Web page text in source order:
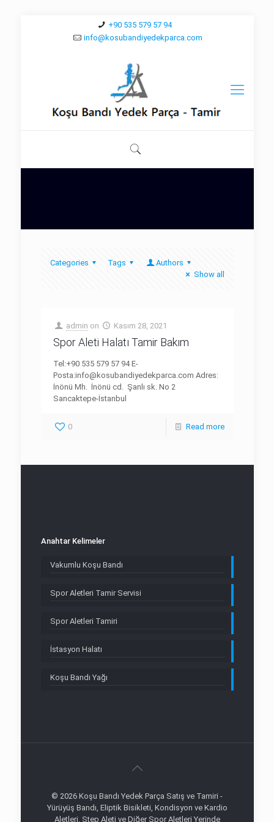
+90 535 579 57 94
info@kosubandiyedekparca.com
Categories Tags
Authors
Show all
admin on Kasım 28, 2021
Spor Aleti Halatı Tamir Bakım
Tel:+90 535 579 57 94 E-
Posta:info@kosubandiyedekparca.com Adres:
İnönü Mh. İnönü cd. Şanlı sk. No 2
Sancaktepe-İstanbul
0 Read more
Anahtar Kelimeler
Vakumlu Koşu Bandı
Spor Aletleri Tamir Servisi
Spor Aletleri Tamiri
İstasyon Halatı
Koşu Bandı Yağı
© 2026 Koşu Bandı Yedek Parça Satış ve Tamiri -
Yürüyüş Bandı, Eliptik Bisikleti, Kondisyon ve Kardio
Aletleri, Step Aleti ve Diğer Spor Aletleri Yerinde